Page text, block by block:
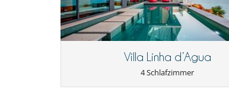
Villa Linha d’Agua
4 Schlafzimmer